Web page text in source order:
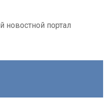
портал